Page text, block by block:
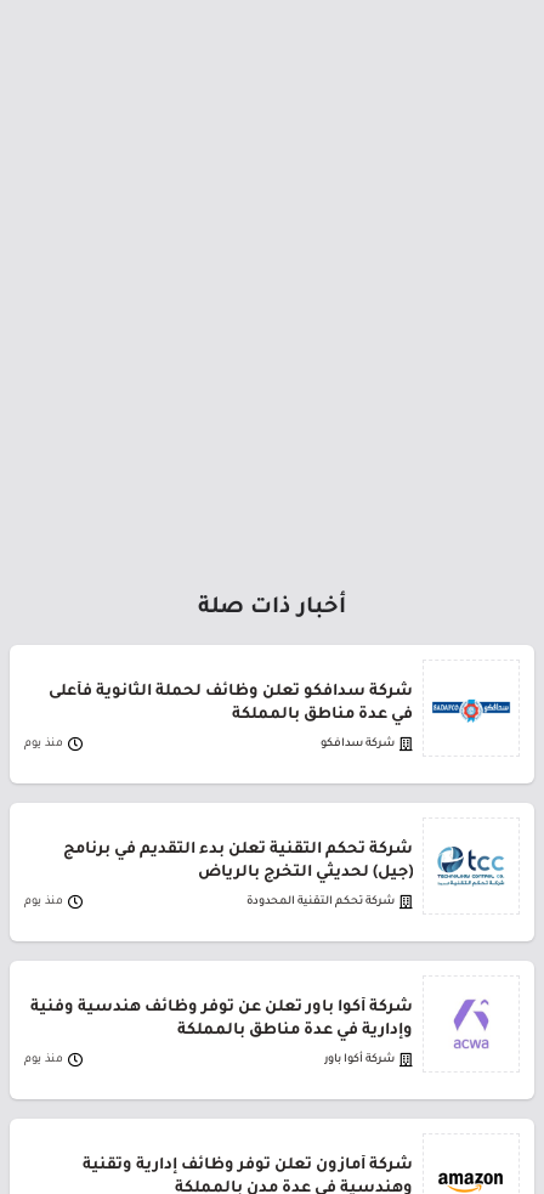
أخبار ذات صلة
شركة سدافكو تعلن وظائف لحملة الثانوية فأعلى
في عدة مناطق بالمملكة
شركة سدافكو منذ يوم
شركة تحكم التقنية تعلن بدء التقديم في برنامج
(جيل) لحديثي التخرج بالرياض
شركة تحكم التقنية المحدودة منذ يوم
شركة أكوا باور تعلن عن توفر وظائف هندسية وفنية
وإدارية في عدة مناطق بالمملكة
شركة أكوا باور منذ يوم
شركة أمازون تعلن توفر وظائف إدارية وتقنية
وهندسية في عدة مدن بالمملكة